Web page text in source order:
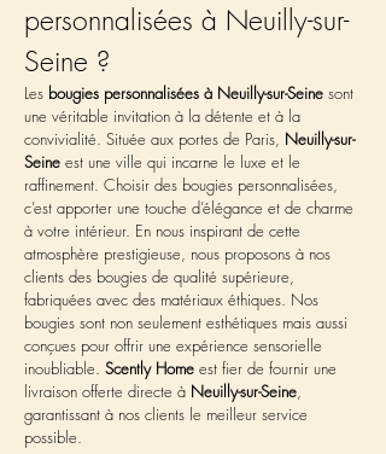
personnalisées à Neuilly-sur-
Seine ?
Les bougies personnalisées à Neuilly-sur-Seine sont
une véritable invitation à la détente et à la
convivialité. Située aux portes de Paris, Neuilly-sur-
Seine est une ville qui incarne le luxe et le
raffinement. Choisir des bougies personnalisées,
c’est apporter une touche d’élégance et de charme
à votre intérieur. En nous inspirant de cette
atmosphère prestigieuse, nous proposons à nos
clients des bougies de qualité supérieure,
fabriquées avec des matériaux éthiques. Nos
bougies sont non seulement esthétiques mais aussi
conçues pour offrir une expérience sensorielle
inoubliable. Scently Home est fier de fournir une
livraison offerte directe à Neuilly-sur-Seine,
garantissant à nos clients le meilleur service
possible.